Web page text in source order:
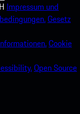
Impressum und
Gesetz
Cookie
Open Source